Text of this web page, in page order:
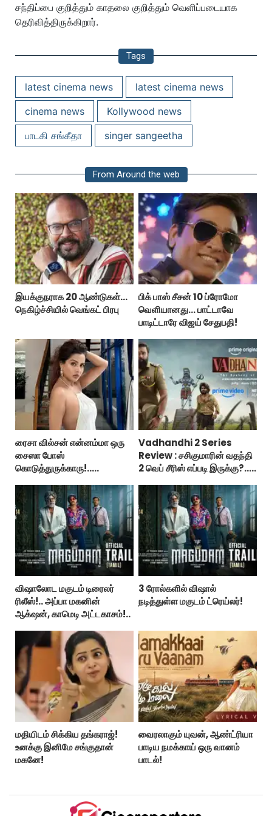
சந்திப்பை குறித்தும் காதலை குறித்தும் வெளிப்படையாக
தெரிவித்திருக்கிறார்.
Tags
latest cinema news
latest cinema news
cinema news
Kollywood news
பாடகி சங்கீதா
singer sangeetha
From Around the web
இயக்குநராக 20 ஆண்டுகள்...
நெகிழ்ச்சியில் வெங்கட் பிரபு
பிக் பாஸ் சீசன் 10 ப்ரோமோ
வெளியானது... பாட்டாவே
பாடிட்டாரே விஜய் சேதுபதி!
ரைசா வில்சன் என்னம்மா ஒரு
சைஸா போஸ்
கொடுத்துருக்காரு!..
Vadhandhi 2 Series
Review : சசிகுமாரின் வதந்தி
2 வெப் சீரிஸ் எப்படி இருக்கு?...
விஷாலோட மகுடம் டிரைலர்
ரிலீஸ்!.. அப்பா மகனின்
ஆக்‌ஷன், காமெடி அட்டகாசம்!..
3 ரோல்களில் விஷால்
நடித்துள்ள மகுடம் ட்ரெய்லர்!
மதியிடம் சிக்கிய தங்கராஜ்!
உனக்கு இனிமே சங்குதான்
மகனே!
வைரலாகும் யுவன், ஆண்ட்ரியா
பாடிய நமக்காய் ஒரு வானம்
பாடல்!